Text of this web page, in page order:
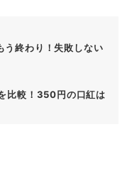
う終わり！失敗しない
比較！350円の口紅は